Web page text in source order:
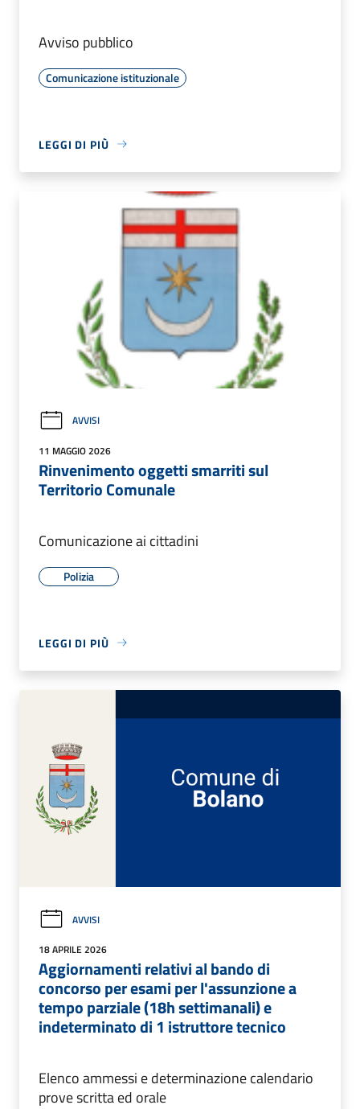
Avviso pubblico
Comunicazione istituzionale
LEGGI DI PIÙ
AVVISI
11 MAGGIO 2026
Rinvenimento oggetti smarriti sul
Territorio Comunale
Comunicazione ai cittadini
Polizia
LEGGI DI PIÙ
AVVISI
18 APRILE 2026
Aggiornamenti relativi al bando di
concorso per esami per l'assunzione a
tempo parziale (18h settimanali) e
indeterminato di 1 istruttore tecnico
Elenco ammessi e determinazione calendario
prove scritta ed orale